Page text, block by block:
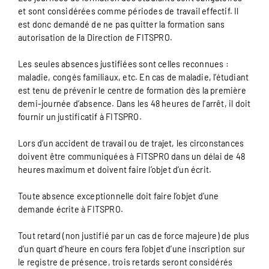
et sont considérées comme périodes de travail effectif. Il
est donc demandé de ne pas quitter la formation sans
autorisation de la Direction de FITSPRO.
Les seules absences justifiées sont celles reconnues :
maladie, congés familiaux, etc. En cas de maladie, l’étudiant
est tenu de prévenir le centre de formation dès la première
demi-journée d’absence. Dans les 48 heures de l’arrêt, il doit
fournir un justificatif à FITSPRO.
Lors d’un accident de travail ou de trajet, les circonstances
doivent être communiquées à FITSPRO dans un délai de 48
heures maximum et doivent faire l’objet d’un écrit.
Toute absence exceptionnelle doit faire l’objet d’une
demande écrite à FITSPRO.
Tout retard (non justifié par un cas de force majeure) de plus
d’un quart d’heure en cours fera l’objet d’une inscription sur
le registre de présence, trois retards seront considérés